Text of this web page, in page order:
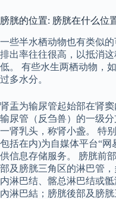
膀胱的位置: 膀胱在什么位
一些半水栖动物也有类似
排出率往往很高，以抵消
低。 有些水生两栖动物，
过多水分。
肾盂为输尿管起始部在肾
输尿管（反刍兽）的一级
一肾乳头，称肾小盏。 特
包括在内)为自媒体平台“
供信息存储服务。 膀胱前
部及膀胱三角区的淋巴管
内淋巴结、髂总淋巴结或
內淋巴結；膀胱後部及膀